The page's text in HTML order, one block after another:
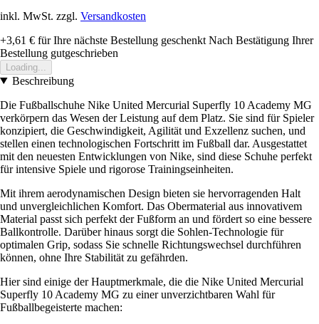
inkl. MwSt. zzgl. Versandkosten
+3,61 € für Ihre nächste Bestellung geschenkt Nach Bestätigung Ihrer
Bestellung gutgeschrieben
Loading...
Beschreibung
Die Fußballschuhe Nike United Mercurial Superfly 10 Academy MG
verkörpern das Wesen der Leistung auf dem Platz. Sie sind für Spieler
konzipiert, die Geschwindigkeit, Agilität und Exzellenz suchen, und
stellen einen technologischen Fortschritt im Fußball dar. Ausgestattet
mit den neuesten Entwicklungen von Nike, sind diese Schuhe perfekt
für intensive Spiele und rigorose Trainingseinheiten.
Mit ihrem aerodynamischen Design bieten sie hervorragenden Halt
und unvergleichlichen Komfort. Das Obermaterial aus innovativem
Material passt sich perfekt der Fußform an und fördert so eine bessere
Ballkontrolle. Darüber hinaus sorgt die Sohlen-Technologie für
optimalen Grip, sodass Sie schnelle Richtungswechsel durchführen
können, ohne Ihre Stabilität zu gefährden.
Hier sind einige der Hauptmerkmale, die die Nike United Mercurial
Superfly 10 Academy MG zu einer unverzichtbaren Wahl für
Fußballbegeisterte machen: